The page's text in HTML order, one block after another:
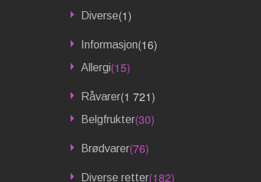
Diverse(1)
Informasjon(16)
Allergi(15)
Råvarer(1 721)
Belgfrukter(30)
Brødvarer(76)
Diverse retter(182)